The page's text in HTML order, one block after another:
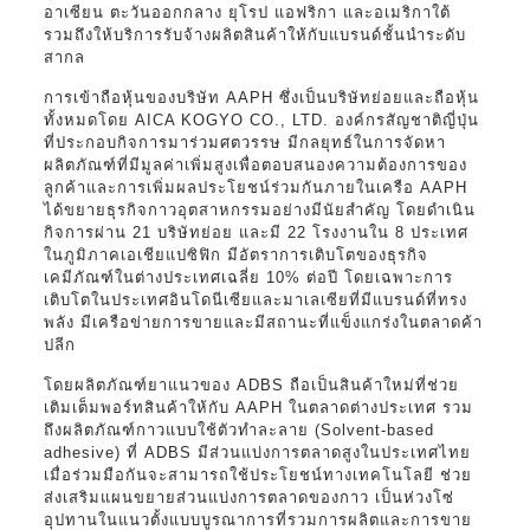
อาเซียน ตะวันออกกลาง ยุโรป แอฟริกา และอเมริกาใต้
รวมถึงให้บริการรับจ้างผลิตสินค้าให้กับแบรนด์ชั้นนำระดับ
สากล
การเข้าถือหุ้นของบริษัท AAPH ซึ่งเป็นบริษัทย่อยและถือหุ้น
ทั้งหมดโดย AICA KOGYO CO., LTD. องค์กรสัญชาติญี่ปุ่น
ที่ประกอบกิจการมาร่วมศตวรรษ มีกลยุทธ์ในการจัดหา
ผลิตภัณฑ์ที่มีมูลค่าเพิ่มสูงเพื่อตอบสนองความต้องการของ
ลูกค้าและการเพิ่มผลประโยชน์ร่วมกันภายในเครือ AAPH
ได้ขยายธุรกิจกาวอุตสาหกรรมอย่างมีนัยสำคัญ โดยดำเนิน
กิจการผ่าน 21 บริษัทย่อย และมี 22 โรงงานใน 8 ประเทศ
ในภูมิภาคเอเชียแปซิฟิก มีอัตราการเติบโตของธุรกิจ
เคมีภัณฑ์ในต่างประเทศเฉลี่ย 10% ต่อปี โดยเฉพาะการ
เติบโตในประเทศอินโดนีเซียและมาเลเซียที่มีแบรนด์ที่ทรง
พลัง มีเครือข่ายการขายและมีสถานะที่แข็งแกร่งในตลาดค้า
ปลีก
โดยผลิตภัณฑ์ยาแนวของ ADBS ถือเป็นสินค้าใหม่ที่ช่วย
เติมเต็มพอร์ทสินค้าให้กับ AAPH ในตลาดต่างประเทศ รวม
ถึงผลิตภัณฑ์กาวแบบใช้ตัวทำละลาย (Solvent-based
adhesive) ที่ ADBS มีส่วนแบ่งการตลาดสูงในประเทศไทย
เมื่อร่วมมือกันจะสามารถใช้ประโยชน์ทางเทคโนโลยี ช่วย
ส่งเสริมแผนขยายส่วนแบ่งการตลาดของกาว เป็นห่วงโซ่
อุปทานในแนวตั้งแบบบูรณาการที่รวมการผลิตและการขาย